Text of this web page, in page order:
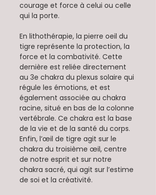
courage et force à celui ou celle
qui la porte.
En lithothérapie, la pierre oeil du
tigre représente la protection, la
force et la combativité. Cette
dernière est reliée directement
au 3e chakra du plexus solaire qui
régule les émotions, et est
également associée au chakra
racine, situé en bas de la colonne
vertébrale. Ce chakra est la base
de la vie et de la santé du corps.
Enfin, l’œil de tigre agit sur le
chakra du troisième œil, centre
de notre esprit et sur notre
chakra sacré, qui agit sur l’estime
de soi et la créativité.